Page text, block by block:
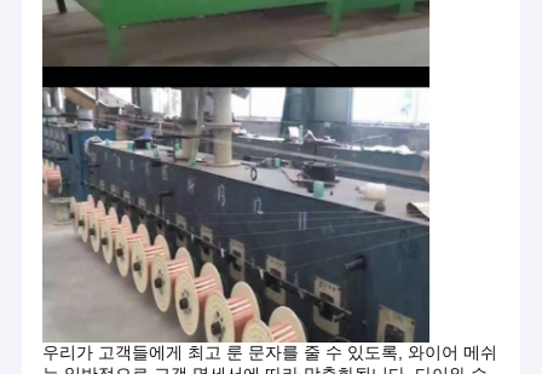
홈
제품 소개
VR 쇼
우리가 고객들에게 최고 룬 문자를 줄 수 있도록, 와이어 메쉬
"안핑 즈하오통 금속 그물망 주식회사는 20년 이상간
이 라인에 관여하는 와이어 메쉬 제작의 전문적 공장
이고, 와이어 메쉬 연구, 디자인, 생산, 판매와 애프터
서비스의 풍부한 경험을 축적했습니다. 그리고 항상